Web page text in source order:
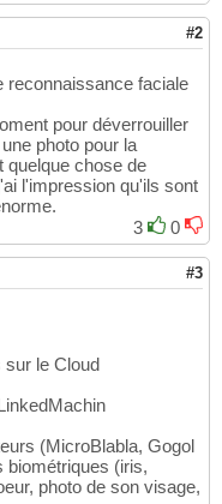
#2
reconnaissance faciale
pour déverrouiller
photo pour la
quelque chose de
l'impression qu'ils sont
3
0
#3
sur le Cloud
(MicroBlabla, Gogol
biométriques (iris,
photo de son visage,